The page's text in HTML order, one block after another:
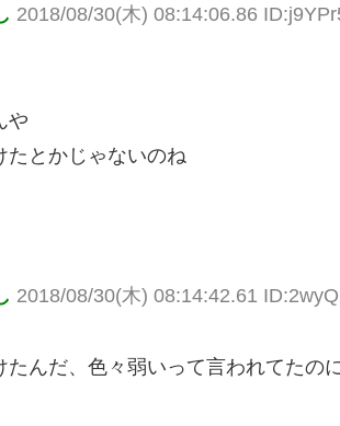
2018/08/30(木) 08:14:06.86
や
たとかじゃないのね
2018/08/30(木) 08:14:42.61
たんだ、色々弱いって言われてたの